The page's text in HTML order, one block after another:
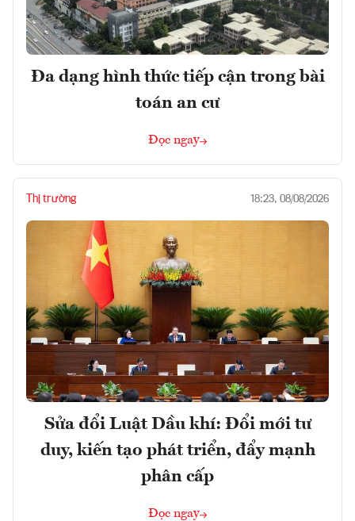
Đa dạng hình thức tiếp cận trong bài
toán an cư
Đọc ngay
Thị trường 18:23, 08/08/2026
Sửa đổi Luật Dầu khí: Đổi mới tư
duy, kiến tạo phát triển, đẩy mạnh
phân cấp
Đọc ngay